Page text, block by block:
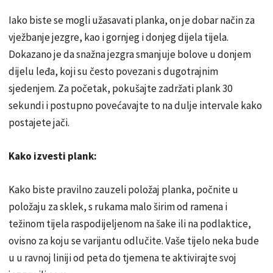
Iako biste se mogli užasavati planka, on je dobar način za
vježbanje jezgre, kao i gornjeg i donjeg dijela tijela.
Dokazano je da snažna jezgra smanjuje bolove u donjem
dijelu leđa, koji su često povezani s dugotrajnim
sjedenjem. Za početak, pokušajte zadržati plank 30
sekundi i postupno povećavajte to na dulje intervale kako
postajete jači.
Kako izvesti plank:
Kako biste pravilno zauzeli položaj planka, počnite u
položaju za sklek, s rukama malo širim od ramena i
težinom tijela raspodijeljenom na šake ili na podlaktice,
ovisno za koju se varijantu odlučite. Vaše tijelo neka bude
u u ravnoj liniji od peta do tjemena te aktivirajte svoj